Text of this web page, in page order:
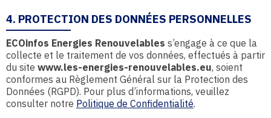
4. PROTECTION DES DONNÉES PERSONNELLES
ECOinfos Energies Renouvelables s’engage à ce que la
collecte et le traitement de vos données, effectués à partir
du site www.les-energies-renouvelables.eu, soient
conformes au Règlement Général sur la Protection des
Données (RGPD). Pour plus d’informations, veuillez
consulter notre Politique de Confidentialité.